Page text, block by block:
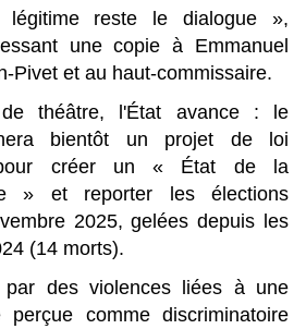
reste le dialogue »,
une copie à Emmanuel
Pivet et au haut-commissaire.
théâtre, l'État avance : le
bientôt un projet de loi
pour créer un « État de la
» et reporter les élections
2025, gelées depuis les
(14 morts).
des violences liées à une
perçue comme discriminatoire